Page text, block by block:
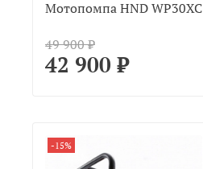
Мотопомпа HND WP30XC
49 900 ₽
42 900 ₽
-15%